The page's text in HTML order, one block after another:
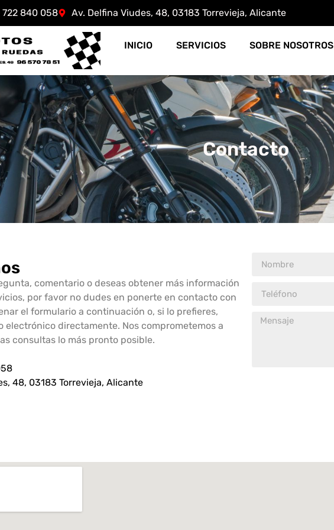
722 840 058 Av. Delfina Viudes, 48, 03183 Torrevieja, Alicante
INICIO SERVICIOS SOBRE NOSOTROS
Contacto
comentario o deseas obtener más información
por favor no dudes en ponerte en contacto con
el formulario a continuación o, si lo prefieres,
electrónico directamente. Nos comprometemos a
consultas lo más pronto posible.
48, 03183 Torrevieja, Alicante